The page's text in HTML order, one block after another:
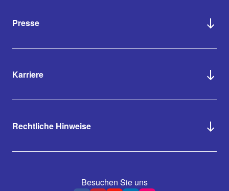
Presse
Karriere
Rechtliche Hinweise
Besuchen Sie uns